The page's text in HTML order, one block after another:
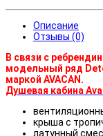
Описание
Отзывы (0)
В связи с
модельный ряд
маркой AVACAN.
Душевая кабина
крыша с
латунный